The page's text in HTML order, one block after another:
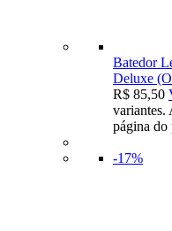
Batedor
Deluxe
R$ 85,50
variantes.
página do
-17%